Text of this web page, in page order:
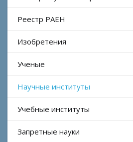
Космос
Солнце
Луна
Вселенная
Земля
Геохимия
Сейсмология
Реестр РАЕН
Изобретения
Ученые
Научные институты
Учебные институты
Запретные науки